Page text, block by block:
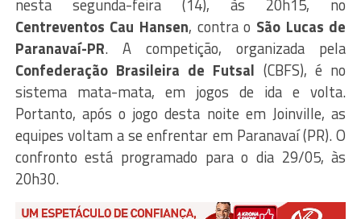
nesta segunda-feira (14), às 20h15, no
Centreventos Cau Hansen, contra o São Lucas de
Paranavaí-PR. A competição, organizada pela
Confederação Brasileira de Futsal (CBFS), é no
sistema mata-mata, em jogos de ida e volta.
Portanto, após o jogo desta noite em Joinville, as
equipes voltam a se enfrentar em Paranavaí (PR). O
confronto está programado para o dia 29/05, às
20h30.